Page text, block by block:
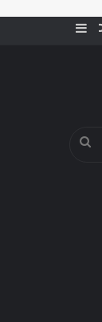
SidebarRandom
Search